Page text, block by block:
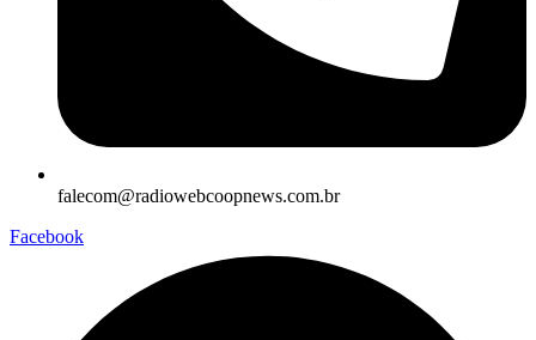
falecom@radiowebcoopnews.com.br
Facebook